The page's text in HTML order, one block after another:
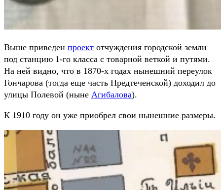
Выше приведен проект отчуждения городской земли
под станцию 1-го класса с товарной веткой и путями.
На ней видно, что в 1870-х годах нынешний переулок
Гончарова (тогда еще часть Предтеченской) доходил до
улицы Полевой (ныне Агибалова).
К 1910 году он уже приобрел свои нынешние размеры.